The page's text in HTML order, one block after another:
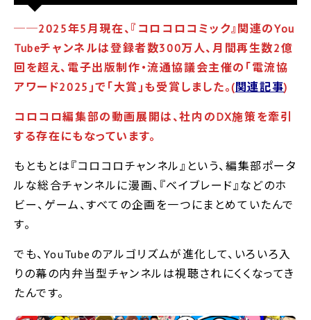
──2025年5月現在、『コロコロコミック』関連のYou
Tubeチャンネルは登録者数300万人、月間再生数2億
回を超え、電子出版制作・流通協議会主催の｢電流協
アワード2025｣で｢大賞｣も受賞しました。( 関連記事)
コロコロ編集部の動画展開は、社内のDX施策を牽引
する存在にもなっています。
もともとは『コロコロチャンネル』という、編集部ポータ
ルな総合チャンネルに漫画、『ベイブレード』などのホ
ビー、ゲーム、すべての企画を一つにまとめていたんで
す。
でも、YouTubeのアルゴリズムが進化して、いろいろ入
りの幕の内弁当型チャンネルは視聴されにくくなってき
たんです。